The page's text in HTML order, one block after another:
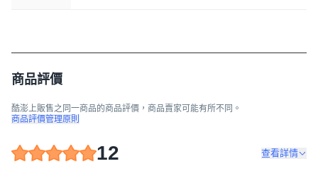
商品評價
酷澎上販售之同一商品的商品評價，商品賣家可能有所不同。
商品評價管理原則
12 查看詳情